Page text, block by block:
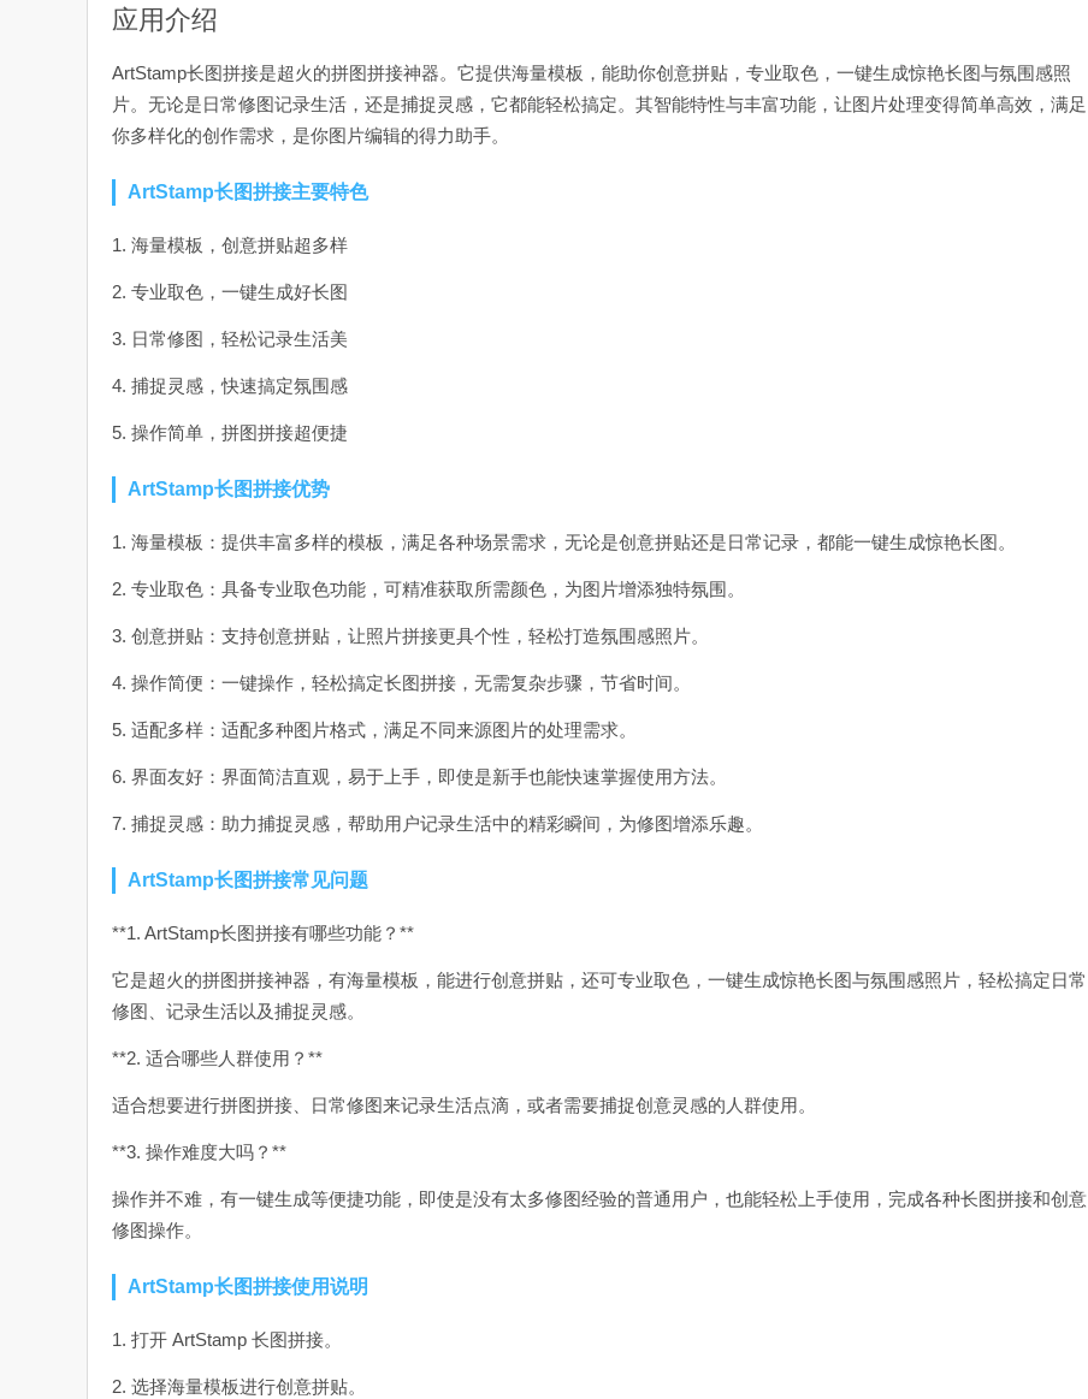
应用介绍
ArtStamp长图拼接是超火的拼图拼接神器。它提供海量模板，能助你创意拼贴，专业取色，一键生成惊艳长图与氛围感照
片。无论是日常修图记录生活，还是捕捉灵感，它都能轻松搞定。其智能特性与丰富功能，让图片处理变得简单高效，满足
你多样化的创作需求，是你图片编辑的得力助手。
ArtStamp长图拼接主要特色
1. 海量模板，创意拼贴超多样
2. 专业取色，一键生成好长图
3. 日常修图，轻松记录生活美
4. 捕捉灵感，快速搞定氛围感
5. 操作简单，拼图拼接超便捷
ArtStamp长图拼接优势
1. 海量模板：提供丰富多样的模板，满足各种场景需求，无论是创意拼贴还是日常记录，都能一键生成惊艳长图。
2. 专业取色：具备专业取色功能，可精准获取所需颜色，为图片增添独特氛围。
3. 创意拼贴：支持创意拼贴，让照片拼接更具个性，轻松打造氛围感照片。
4. 操作简便：一键操作，轻松搞定长图拼接，无需复杂步骤，节省时间。
5. 适配多样：适配多种图片格式，满足不同来源图片的处理需求。
6. 界面友好：界面简洁直观，易于上手，即使是新手也能快速掌握使用方法。
7. 捕捉灵感：助力捕捉灵感，帮助用户记录生活中的精彩瞬间，为修图增添乐趣。
ArtStamp长图拼接常见问题
**1. ArtStamp长图拼接有哪些功能？**
它是超火的拼图拼接神器，有海量模板，能进行创意拼贴，还可专业取色，一键生成惊艳长图与氛围感照片，轻松搞定日常
修图、记录生活以及捕捉灵感。
**2. 适合哪些人群使用？**
适合想要进行拼图拼接、日常修图来记录生活点滴，或者需要捕捉创意灵感的人群使用。
**3. 操作难度大吗？**
操作并不难，有一键生成等便捷功能，即使是没有太多修图经验的普通用户，也能轻松上手使用，完成各种长图拼接和创意
修图操作。
ArtStamp长图拼接使用说明
1. 打开 ArtStamp 长图拼接。
2. 选择海量模板进行创意拼贴。